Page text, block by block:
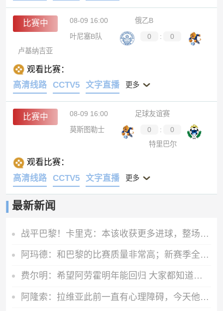
比赛中 08-09 16:00
俄乙B
叶尼塞B队
0 :
0
卢基纳吉亚
观看比赛：
高清线路
CCTV5 文字直播 更多
比赛中 08-09 16:00
足球友谊赛
莫斯图勒士
0 :
0
特里巴尔
观看比赛：
高清线路
CCTV5 文字直播 更多
最新新闻
战平巴黎！卡里克：本该收获更多进球，整场闪光点很多，我很欣慰
阿玛德：和巴黎的比赛质量非常高；新赛季全队都渴望能够斩获佳绩
费尔明：希望阿劳霍明年能回归 大家都知道罗德里是非凡的球员
阿隆索：拉维亚此前一直有心理障碍，今天他很累但发自内心地开心